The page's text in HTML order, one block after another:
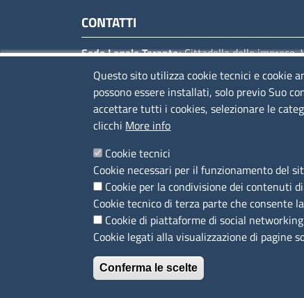
CONTATTI
Sede Legale Taranto:Cittadella delle imprese,
Virgilio 152 - 74121Taranto
Telefono: 099 7783111
Sede Brindisi: Via Bastioni Carlo V, 4/6 -
Brindisi.
Telefono: 0831 228111
C.F. 03345590735
P.IVA 03345590735
PECcameradicommercio@pec.brta.camcom.it
Codice Univoco Fatturazione HGFHKF
Questo sito utilizza cookie tecnici e cookie
possono essere installati, solo previo Suo
accettare tutti i cookies, selezionare le
clicchi More info
Cookie tecnici
Cookie necessari per il funzionamento del
Cookie per la condivisione dei contenuti
Cookie tecnico di terza parte che consente
Cookie di piattaforme di social networking
Cookie legati alla visualizzazione di
Conferma le scelte